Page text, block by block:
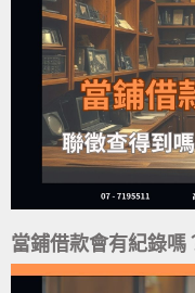
當鋪借款會有紀錄嗎